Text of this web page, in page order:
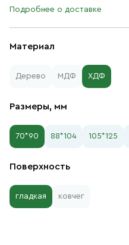
Материал
Дерево МДФ ХДФ
Размеры, мм
70*90 88*104 105*125
Поверхность
гладкая ковчег
Подробнее о доставке